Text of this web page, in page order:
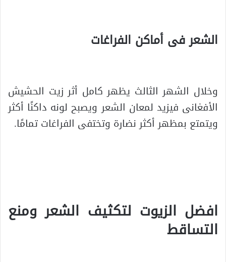
الشعر فى أماكن الفراغات
وخلال الشهر الثالث يظهر كامل أثر زيت الحشيش
الأفغانى فيزيد لمعان الشعر ويصبح لونه داكنًا أكثر
ويتمتع بمظهر أكثر نضارة وتختفى الفراغات تمامًا.
افضل الزيوت لتكثيف الشعر ومنع
التساقط